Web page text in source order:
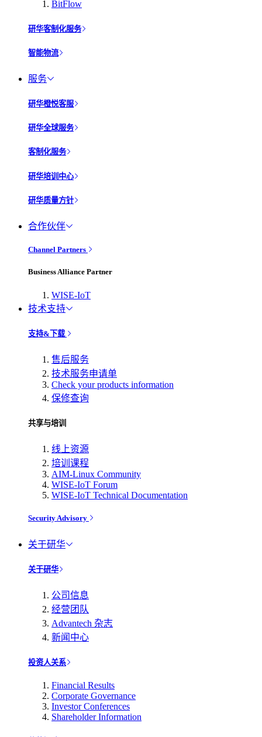
BitFlow
研华客制化服务
智能物流
服务
研华橙悦客服
研华全球服务
客制化服务
研华培训中心
研华质量方针
合作伙伴
Channel Partners
Business Alliance Partner
WISE-IoT
技术支持
支持&下载
售后服务
技术服务申请单
Check your products information
保修查询
共享与培训
线上资源
培训课程
AIM-Linux Community
WISE-IoT Forum
WISE-IoT Technical Documentation
Security Advisory
关于研华
关于研华
公司信息
经营团队
Advantech 杂志
新闻中心
投资人关系
Financial Results
Corporate Governance
Investor Conferences
Shareholder Information